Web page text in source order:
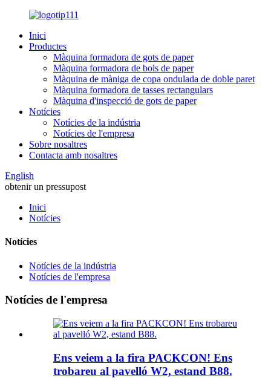
Inici
Productes
Màquina formadora de gots de paper
Màquina formadora de bols de paper
Màquina de màniga de copa ondulada de doble paret
Màquina formadora de tasses rectangulars
Màquina d'inspecció de gots de paper
Notícies
Notícies de la indústria
Notícies de l'empresa
Sobre nosaltres
Contacta amb nosaltres
English
obtenir un pressupost
Inici
Notícies
Notícies
Notícies de la indústria
Notícies de l'empresa
Notícies de l'empresa
Ens veiem a la fira PACKCON! Ens
trobareu al pavelló W2, estand B88.